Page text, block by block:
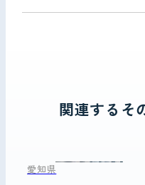
関連するそ
愛知県